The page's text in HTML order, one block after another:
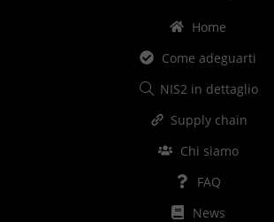
Home
Come adeguarti
NIS2 in dettaglio
Supply chain
Chi siamo
FAQ
News